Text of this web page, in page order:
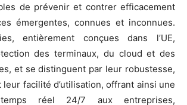
de prévenir et contrer efficacement
émergentes, connues et inconnues.
entièrement conçues dans l’UE,
des terminaux, du cloud et des
et se distinguent par leur robustesse,
facilité d’utilisation, offrant ainsi une
réel 24/7 aux entreprises,